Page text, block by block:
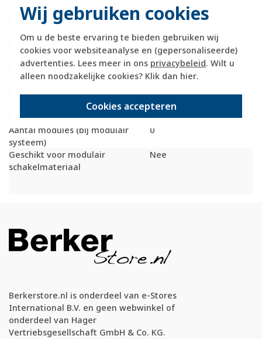
Wij gebruiken cookies
Om u de beste ervaring te bieden gebruiken wij
cookies voor websiteanalyse en (gepersonaliseerde)
advertenties. Lees meer in ons privacybeleid. Wilt u
alleen noodzakelijke cookies? Klik dan hier.
Cookies accepteren
Montagerichting
Verticaal
RAL-nummer (vergelijkbaar)
9022
Beschermingsgraad (IP)
Transparant
Nee
Uitvoering oppervlakte
Mat
Met wartelinvoering
Nee
Met kanaalinvoering
Ja
Schakelmateriaalbreedte
224 Millimeter (mm)
Schakelmateriaalhoogte
88,5 Millimeter (mm)
Schakelmateriaaldiepte
41,5 Millimeter (mm)
Aantal modules (bij modulair
systeem)
0
Geschikt voor modulair
schakelmateriaal
Nee
Berkerstore.nl is onderdeel van e-Stores
International B.V. en geen webwinkel of
onderdeel van Hager
Vertriebsgesellschaft GmbH & Co. KG.